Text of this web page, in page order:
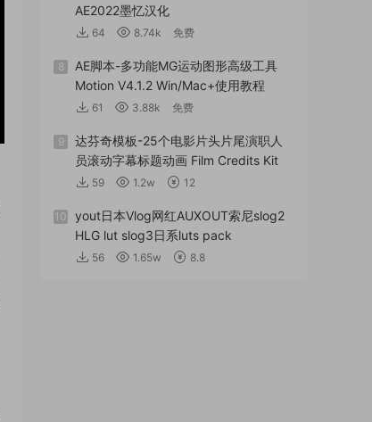
AE2022墨忆汉化
64 8.74k 免费
8
AE脚本-多功能MG运动图形高级工具
Motion V4.1.2 Win/Mac+使用教程
61 3.88k 免费
9
达芬奇模板-25个电影片头片尾演职人
员滚动字幕标题动画 Film Credits Kit
59 1.2w 12
10
yout日本Vlog网红AUXOUT索尼slog2
HLG lut slog3日系luts pack
56 1.65w 8.8